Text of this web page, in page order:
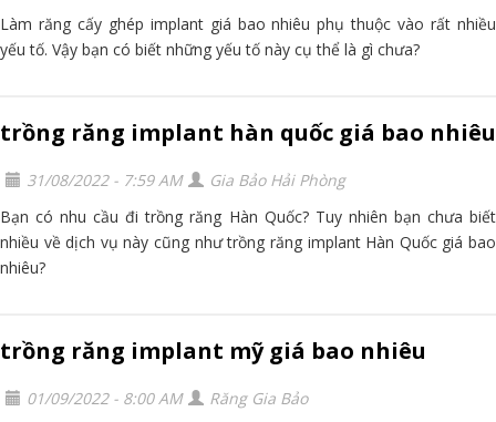
Làm răng cấy ghép implant giá bao nhiêu phụ thuộc vào rất nhiều
yếu tố. Vậy bạn có biết những yếu tố này cụ thể là gì chưa?
trồng răng implant hàn quốc giá bao nhiêu
31/08/2022 - 7:59 AM
Gia Bảo Hải Phòng
Bạn có nhu cầu đi trồng răng Hàn Quốc? Tuy nhiên bạn chưa biết
nhiều về dịch vụ này cũng như trồng răng implant Hàn Quốc giá bao
nhiêu?
trồng răng implant mỹ giá bao nhiêu
01/09/2022 - 8:00 AM
Răng Gia Bảo